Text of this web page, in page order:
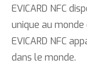
EVICARD NFC
unique au
EVICARD NFC
dans le monde.